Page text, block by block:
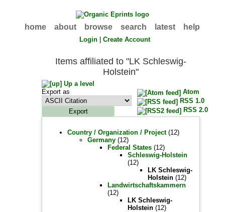
home about browse search latest help
Login |Create Account
Items affiliated to "LK Schleswig-
Holstein"
Up a level
Export as
Atom
RSS 1.0
RSS 2.0
Country / Organization / Project(12)
Germany (12)
Federal States (12)
Schleswig-Holstein
(12)
LK Schleswig-
Holstein (12)
Landwirtschaftskammern
(12)
LK Schleswig-
Holstein (12)